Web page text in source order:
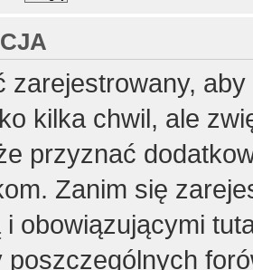
zarejestrowany,
kilka chwil, ale
przyznać
Zanim się
i obowiązującymi
poszczególnych